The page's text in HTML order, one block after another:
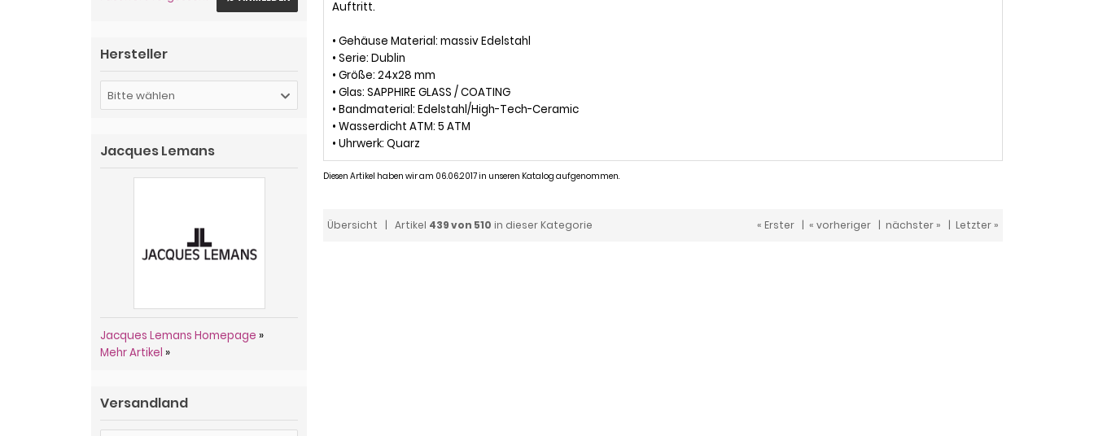
Auftritt.
• Gehäuse Material: massiv Edelstahl
• Serie: Dublin
• Größe: 24x28 mm
• Glas: SAPPHIRE GLASS / COATING
• Bandmaterial: Edelstahl/High-Tech-Ceramic
• Wasserdicht ATM: 5 ATM
• Uhrwerk: Quarz
Diesen Artikel haben wir am 06.06.2017 in unseren Katalog aufgenommen.
Übersicht | Artikel 439 von 510 in dieser Kategorie « Erster | « vorheriger | nächster » | Letzter »
Hersteller
Bitte wählen
Jacques Lemans
Jacques Lemans Homepage »
Mehr Artikel »
Versandland